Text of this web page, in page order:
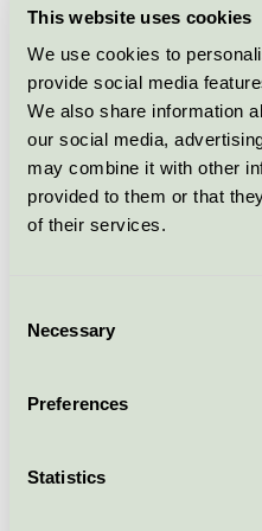
This website uses cookies
We use cookies to
provide social media
We also share information
our social media,
may combine it with other
provided to them or that
of their services.
Selection
Necessary
Preferences
Statistics
– Vi ser väldigt positivt på
många viktiga lagar för
rättigheter, skydda miljö,
klimatutsläppen. Det är
klimatkrisen och viktigt
samtidigt. Vi behöver
vända utvecklingen, säger
Topp tre största
Mjukpapper: 2 585